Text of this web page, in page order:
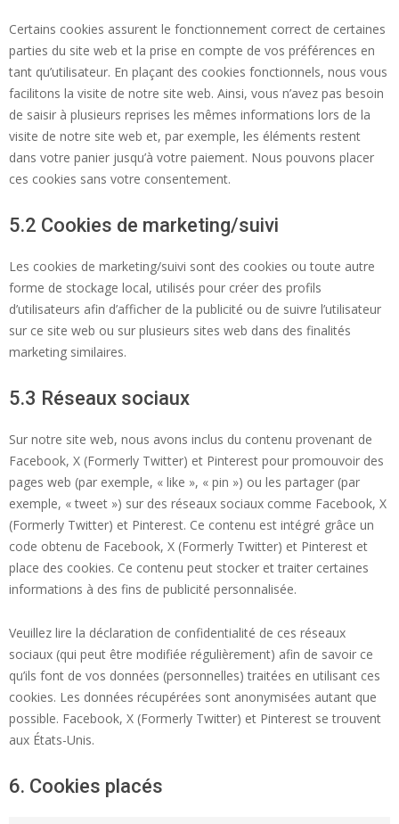
Certains cookies assurent le fonctionnement correct de certaines
parties du site web et la prise en compte de vos préférences en
tant qu’utilisateur. En plaçant des cookies fonctionnels, nous vous
facilitons la visite de notre site web. Ainsi, vous n’avez pas besoin
de saisir à plusieurs reprises les mêmes informations lors de la
visite de notre site web et, par exemple, les éléments restent
dans votre panier jusqu’à votre paiement. Nous pouvons placer
ces cookies sans votre consentement.
5.2 Cookies de marketing/suivi
Les cookies de marketing/suivi sont des cookies ou toute autre
forme de stockage local, utilisés pour créer des profils
d’utilisateurs afin d’afficher de la publicité ou de suivre l’utilisateur
sur ce site web ou sur plusieurs sites web dans des finalités
marketing similaires.
5.3 Réseaux sociaux
Sur notre site web, nous avons inclus du contenu provenant de
Facebook, X (Formerly Twitter) et Pinterest pour promouvoir des
pages web (par exemple, « like », « pin ») ou les partager (par
exemple, « tweet ») sur des réseaux sociaux comme Facebook, X
(Formerly Twitter) et Pinterest. Ce contenu est intégré grâce un
code obtenu de Facebook, X (Formerly Twitter) et Pinterest et
place des cookies. Ce contenu peut stocker et traiter certaines
informations à des fins de publicité personnalisée.
Veuillez lire la déclaration de confidentialité de ces réseaux
sociaux (qui peut être modifiée régulièrement) afin de savoir ce
qu’ils font de vos données (personnelles) traitées en utilisant ces
cookies. Les données récupérées sont anonymisées autant que
possible. Facebook, X (Formerly Twitter) et Pinterest se trouvent
aux États-Unis.
6. Cookies placés